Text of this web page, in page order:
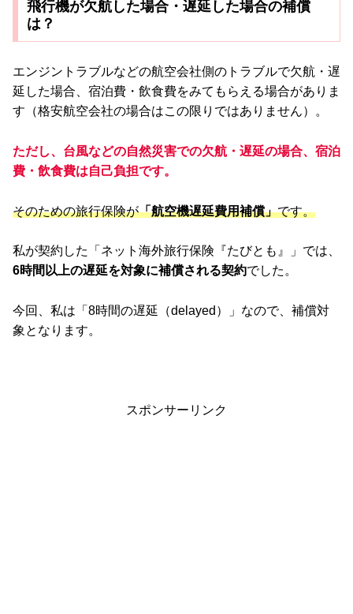
飛行機が欠航した場合・遅延した場合の補償
は？
エンジントラブルなどの航空会社側のトラブルで欠航・遅
延した場合、宿泊費・飲食費をみてもらえる場合がありま
す（格安航空会社の場合はこの限りではありません）。
ただし、台風などの自然災害での欠航・遅延の場合、宿泊
費・飲食費は自己負担です。
そのための旅行保険が「航空機遅延費用補償」です。
私が契約した「ネット海外旅行保険『たびとも』」では、
6時間以上の遅延を対象に補償される契約でした。
今回、私は「8時間の遅延（delayed）」なので、補償対
象となります。
スポンサーリンク